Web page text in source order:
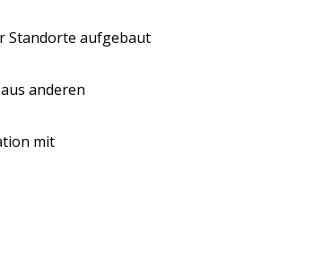
Standorte aufgebaut
anderen
mit